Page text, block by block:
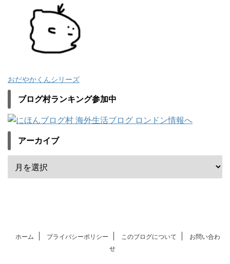
おだやかくんシリーズ
ブログ村ランキング参加中
アーカイブ
ホーム プライバシーポリシー このブログについて
お問い合わ
せ